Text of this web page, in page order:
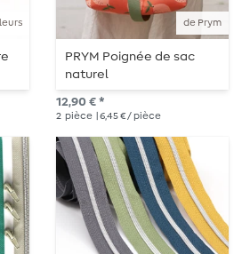
de Prym
PRYM Poignée de sac
naturel
12,90 € *
2 pièce | 6,45 € / pièce